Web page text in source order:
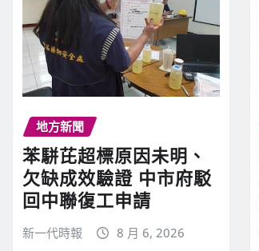
地方新聞
苯駢芘超標原因未明、
欠缺成效驗證 中市府駁
回中聯復工申請
新一代時報 8 月 6, 2026